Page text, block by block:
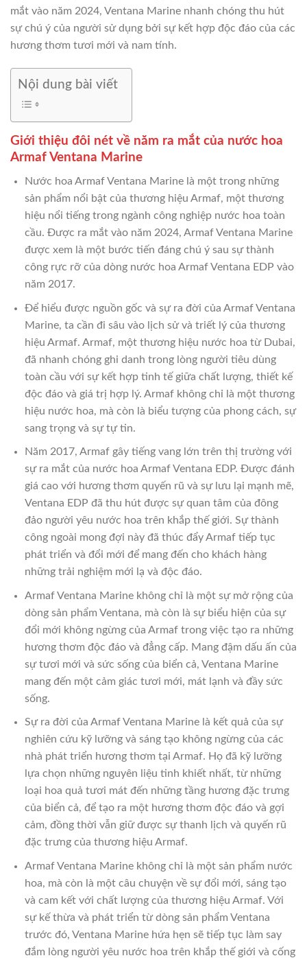
mắt vào năm 2024, Ventana Marine nhanh chóng thu hút
sự chú ý của người sử dụng bởi sự kết hợp độc đáo của các
hương thơm tươi mới và nam tính.
Nội dung bài viết
Giới thiệu đôi nét về năm ra mắt của nước hoa
Armaf Ventana Marine
Nước hoa Armaf Ventana Marine là một trong những
sản phẩm nổi bật của thương hiệu Armaf, một thương
hiệu nổi tiếng trong ngành công nghiệp nước hoa toàn
cầu. Được ra mắt vào năm 2024, Armaf Ventana Marine
được xem là một bước tiến đáng chú ý sau sự thành
công rực rỡ của dòng nước hoa Armaf Ventana EDP vào
năm 2017.
Để hiểu được nguồn gốc và sự ra đời của Armaf Ventana
Marine, ta cần đi sâu vào lịch sử và triết lý của thương
hiệu Armaf. Armaf, một thương hiệu nước hoa từ Dubai,
đã nhanh chóng ghi danh trong lòng người tiêu dùng
toàn cầu với sự kết hợp tinh tế giữa chất lượng, thiết kế
độc đáo và giá trị hợp lý. Armaf không chỉ là một thương
hiệu nước hoa, mà còn là biểu tượng của phong cách, sự
sang trọng và sự tự tin.
Năm 2017, Armaf gây tiếng vang lớn trên thị trường với
sự ra mắt của nước hoa Armaf Ventana EDP. Được đánh
giá cao với hương thơm quyến rũ và sự lưu lại mạnh mẽ,
Ventana EDP đã thu hút được sự quan tâm của đông
đảo người yêu nước hoa trên khắp thế giới. Sự thành
công ngoài mong đợi này đã thúc đẩy Armaf tiếp tục
phát triển và đổi mới để mang đến cho khách hàng
những trải nghiệm mới lạ và độc đáo.
Armaf Ventana Marine không chỉ là một sự mở rộng của
dòng sản phẩm Ventana, mà còn là sự biểu hiện của sự
đổi mới không ngừng của Armaf trong việc tạo ra những
hương thơm độc đáo và đẳng cấp. Mang đậm dấu ấn của
sự tươi mới và sức sống của biển cả, Ventana Marine
mang đến một cảm giác tươi mới, mát lạnh và đầy sức
sống.
Sự ra đời của Armaf Ventana Marine là kết quả của sự
nghiên cứu kỹ lưỡng và sáng tạo không ngừng của các
nhà phát triển hương thơm tại Armaf. Họ đã kỹ lưỡng
lựa chọn những nguyên liệu tinh khiết nhất, từ những
loại hoa quả tươi mát đến những tầng hương đặc trưng
của biển cả, để tạo ra một hương thơm độc đáo và gợi
cảm, đồng thời vẫn giữ được sự thanh lịch và quyến rũ
đặc trưng của thương hiệu Armaf.
Armaf Ventana Marine không chỉ là một sản phẩm nước
hoa, mà còn là một câu chuyện về sự đổi mới, sáng tạo
và cam kết với chất lượng của thương hiệu Armaf. Với
sự kế thừa và phát triển từ dòng sản phẩm Ventana
trước đó, Ventana Marine hứa hẹn sẽ tiếp tục làm say
đắm lòng người yêu nước hoa trên khắp thế giới và cống